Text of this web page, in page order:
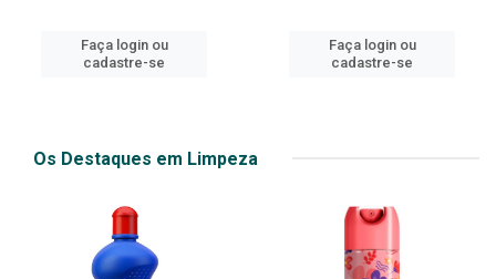
Faça login ou
cadastre-se
Faça login ou
cadastre-se
Os Destaques em Limpeza